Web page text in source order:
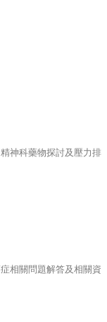
神科藥物探討及壓力排
相關問題解答及相關資